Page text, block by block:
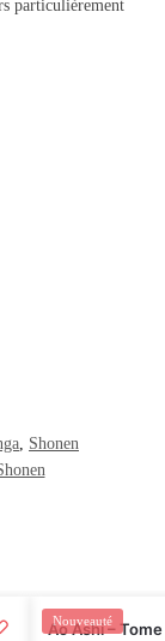
particulièrement
, Shonen
Nouveauté
Ao Ashi –